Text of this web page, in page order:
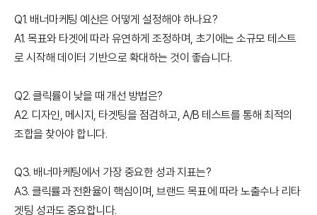
Q1. 배너마케팅 예산은 어떻게 설정해야 하나요?
A1. 목표와 타겟에 따라 유연하게 조정하며, 초기에는 소규모 테스트
로 시작해 데이터 기반으로 확대하는 것이 좋습니다.
Q2. 클릭률이 낮을 때 개선 방법은?
A2. 디자인, 메시지, 타겟팅을 점검하고, A/B 테스트를 통해 최적의
조합을 찾아야 합니다.
Q3. 배너마케팅에서 가장 중요한 성과 지표는?
A3. 클릭률과 전환율이 핵심이며, 브랜드 목표에 따라 노출수나 리타
겟팅 성과도 중요합니다.